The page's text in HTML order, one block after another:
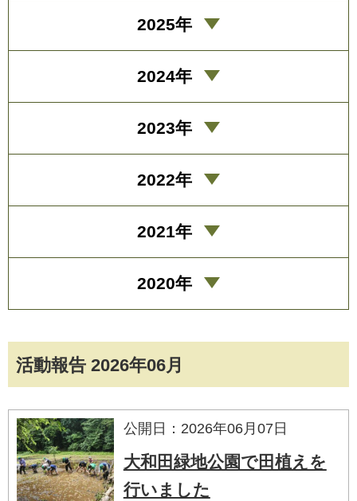
活動報告 2026年06月
公開日：2026年06月07日
大和田緑地公園で田植えを
行いました
2025年
2024年
2023年
2022年
2021年
2020年